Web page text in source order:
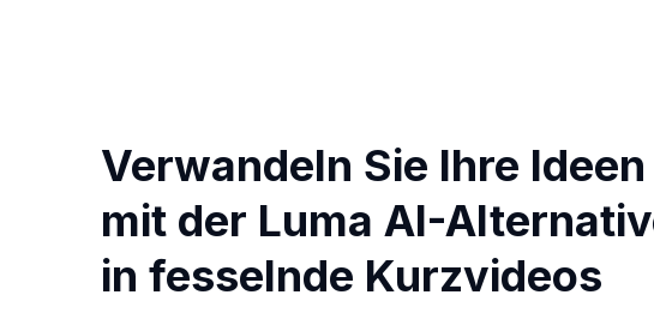
Verwandeln Sie Ihre Ideen
mit der Luma AI-
in fesselnde Kurzvideos